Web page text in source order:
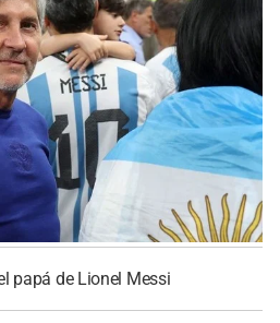
papá de Lionel Messi